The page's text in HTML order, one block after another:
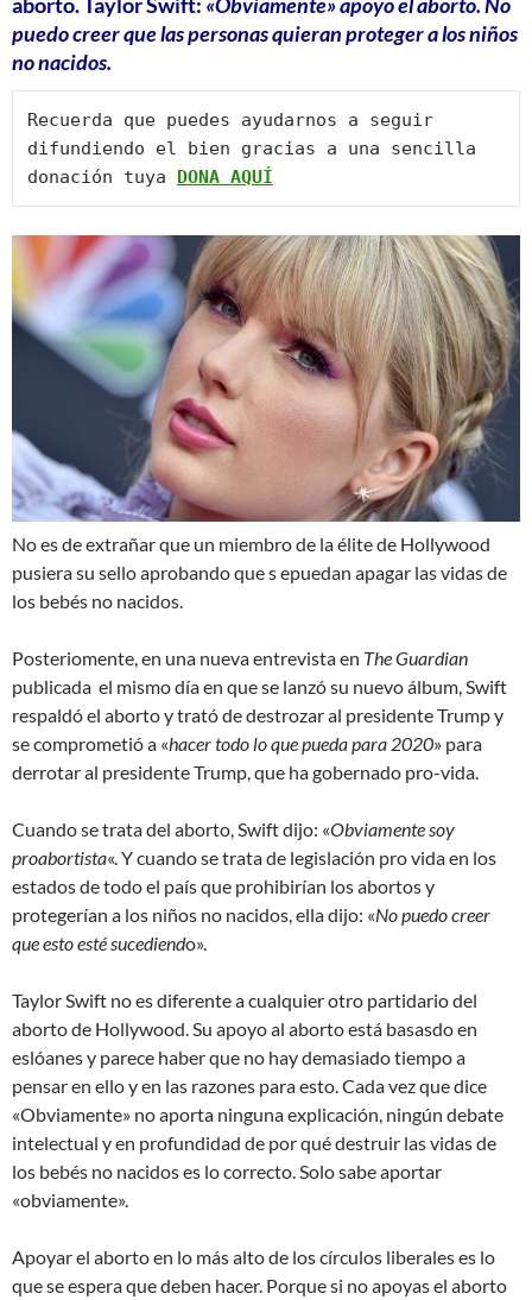
puedo creer que las personas quieran proteger a los niños
no nacidos.
Recuerda que puedes ayudarnos a seguir
difundiendo el bien gracias a una sencilla
donación tuya DONA AQUÍ
No es de extrañar que un miembro de la élite de Hollywood
pusiera su sello aprobando que s epuedan apagar las vidas de
los bebés no nacidos.
Posteriomente, en una nueva entrevista en The Guardian
publicada el mismo día en que se lanzó su nuevo álbum, Swift
respaldó el aborto y trató de destrozar al presidente Trump y
se comprometió a «hacer todo lo que pueda para 2020» para
derrotar al presidente Trump, que ha gobernado pro-vida.
Cuando se trata del aborto, Swift dijo: «Obviamente soy
proabortista«. Y cuando se trata de legislación pro vida en los
estados de todo el país que prohibirían los abortos y
protegerían a los niños no nacidos, ella dijo: «No puedo creer
que esto esté sucediendo».
Taylor Swift no es diferente a cualquier otro partidario del
aborto de Hollywood. Su apoyo al aborto está basasdo en
eslóanes y parece haber que no hay demasiado tiempo a
pensar en ello y en las razones para esto. Cada vez que dice
«Obviamente» no aporta ninguna explicación, ningún debate
intelectual y en profundidad de por qué destruir las vidas de
los bebés no nacidos es lo correcto. Solo sabe aportar
«obviamente».
Apoyar el aborto en lo más alto de los círculos liberales es lo
que se espera que deben hacer. Porque si no apoyas el aborto